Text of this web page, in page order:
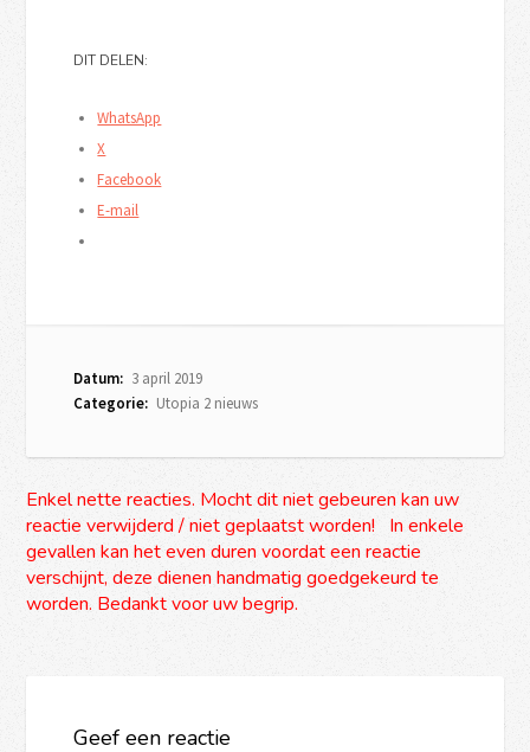
DIT DELEN:
WhatsApp
X
Facebook
E-mail
Datum: 3 april 2019
Categorie: Utopia 2 nieuws
Enkel nette reacties. Mocht dit niet gebeuren kan uw
reactie verwijderd / niet geplaatst worden! In enkele
gevallen kan het even duren voordat een reactie
verschijnt, deze dienen handmatig goedgekeurd te
worden. Bedankt voor uw begrip.
Geef een reactie